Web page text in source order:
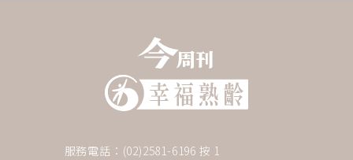
服務電話：(02)2581-6196 按 1